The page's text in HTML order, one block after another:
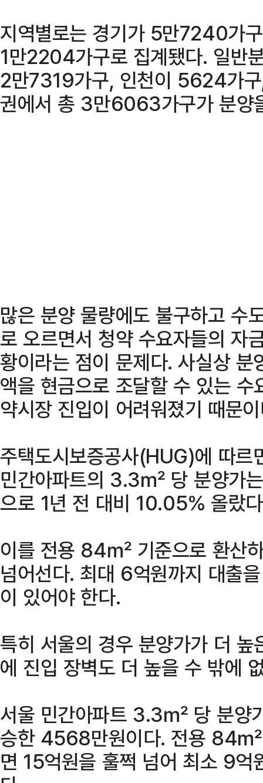
지역별로는 경기가 5만7240가
1만2204가구로 집계됐다. 일반
2만7319가구, 인천이 5624가
권에서 총 3만6063가구가 분양
많은 분양 물량에도 불구하고 수
로 오르면서 청약 수요자들의 자
황이라는 점이 문제다. 사실상
액을 현금으로 조달할 수 있는
약시장 진입이 어려워졌기 때문
주택도시보증공사(HUG)에 따
민간아파트의 3.3㎡ 당 분양가
으로 1년 전 대비 10.05% 올랐
이를 전용 84㎡ 기준으로 환산
넘어선다. 최대 6억원까지 대출
이 있어야 한다.
특히 서울의 경우 분양가가 더
에 진입 장벽도 더 높을 수 밖에
서울 민간아파트 3.3㎡ 당 분양
승한 4568만원이다. 전용 84㎡
면 15억원을 훌쩍 넘어 최소 9억